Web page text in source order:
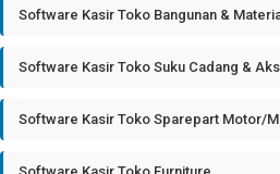
Software Kasir Toko Bangunan &
Software Kasir Toko Suku Cadang &
Software Kasir Toko Sparepart Motor/